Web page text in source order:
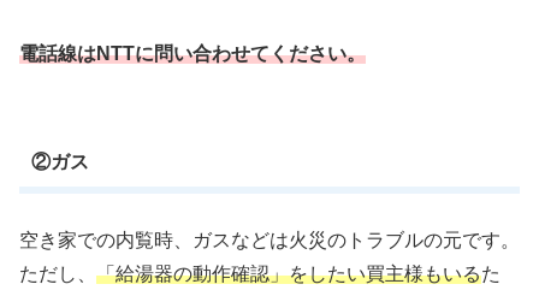
電話線はNTTに問い合わせてください。
②ガス
空き家での内覧時、ガスなどは火災のトラブルの元です。
ただし、 「給湯器の動作確認」をしたい買主様もいるた